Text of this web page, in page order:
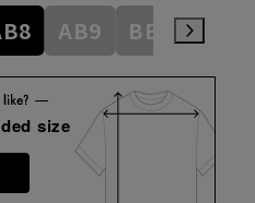
AB9 BE3
size